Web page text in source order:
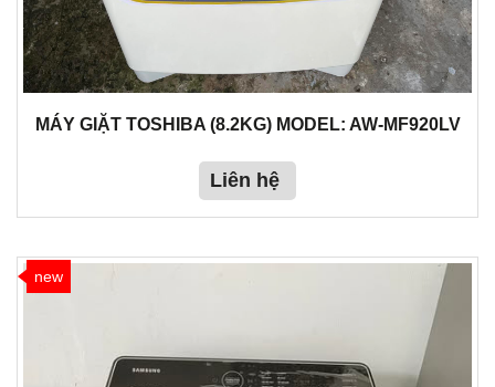
MÁY GIẶT TOSHIBA (8.2KG) MODEL: AW-MF920LV
Liên hệ
new